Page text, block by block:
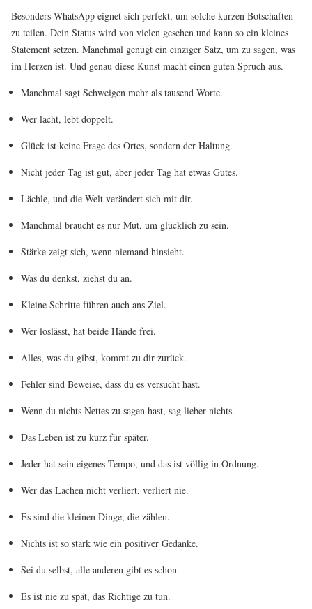
Besonders WhatsApp eignet sich perfekt, um solche kurzen Botschaften
zu teilen. Dein Status wird von vielen gesehen und kann so ein kleines
Statement setzen. Manchmal genügt ein einziger Satz, um zu sagen, was
im Herzen ist. Und genau diese Kunst macht einen guten Spruch aus.
Manchmal sagt Schweigen mehr als tausend Worte.
Wer lacht, lebt doppelt.
Glück ist keine Frage des Ortes, sondern der Haltung.
Nicht jeder Tag ist gut, aber jeder Tag hat etwas Gutes.
Lächle, und die Welt verändert sich mit dir.
Manchmal braucht es nur Mut, um glücklich zu sein.
Stärke zeigt sich, wenn niemand hinsieht.
Was du denkst, ziehst du an.
Kleine Schritte führen auch ans Ziel.
Wer loslässt, hat beide Hände frei.
Alles, was du gibst, kommt zu dir zurück.
Fehler sind Beweise, dass du es versucht hast.
Wenn du nichts Nettes zu sagen hast, sag lieber nichts.
Das Leben ist zu kurz für später.
Jeder hat sein eigenes Tempo, und das ist völlig in Ordnung.
Wer das Lachen nicht verliert, verliert nie.
Es sind die kleinen Dinge, die zählen.
Nichts ist so stark wie ein positiver Gedanke.
Sei du selbst, alle anderen gibt es schon.
Es ist nie zu spät, das Richtige zu tun.